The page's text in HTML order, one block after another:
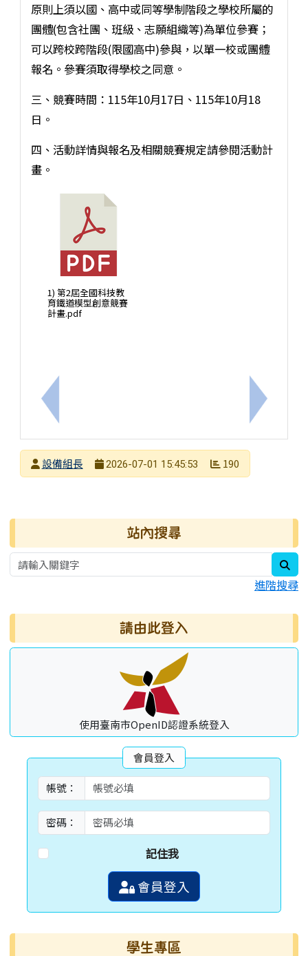
上一筆：教育局8月份辦理A1、A2數位學習工作坊
原則上須以國、高中或同等學制階段之學校所屬的
團體(包含社團、班級、志願組織等)為單位參賽；
可以跨校跨階段(限國高中)參與，以單一校或團體
報名。參賽須取得學校之同意。
三、競賽時間：115年10月17日、115年10月18
日。
四、活動詳情與報名及相關競賽規定請參閱活動計
畫。
1) 第2屆全國科技教
育鐵道模型創意競賽
計畫.pdf
下一筆：
發布者設備組長
2026-07-01 15:45:53 190
右邊區域內容 站內搜尋
進階搜尋
請由此登入
使用臺南市OpenID認證系統登入
會員登入
帳號：
密碼：
記住我
會員登入
學生專區